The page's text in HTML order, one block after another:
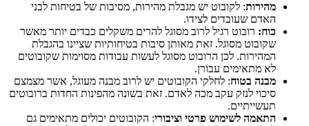
מהירות: לקובוט יש מגבלת מהירות, מסיבות של בטיחות לבני
האדם שעובדים לצידו.
כוח: רובוט רגיל לרוב מסוגל להרים משקלים כבדים יותר מאשר
שקובוט מסוגל. זאת מאותן סיבות בטיחותיות שציינו בהגבלת
המהירות. לכן הרובוט מסוגל לעשות עבודות מסוימות שקובוטים
לא מתאימים עבורן.
מבנה בטוח: לחלקי הקובוטים יש לרוב מבנה מעוגל, אשר מצמצם
סיכוי לנזק עקב מכה לאדם. זאת בשונה מהפינות החדות ברובוטים
תעשייתיים.
התאמה לשימוש פרטי וציבורי: הקובוטים יכולים מתאימים גם